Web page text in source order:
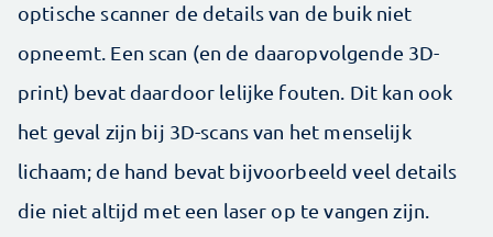
optische scanner de details van de buik niet
opneemt. Een scan (en de daaropvolgende 3D-
print) bevat daardoor lelijke fouten. Dit kan ook
het geval zijn bij 3D-scans van het menselijk
lichaam; de hand bevat bijvoorbeeld veel details
die niet altijd met een laser op te vangen zijn.